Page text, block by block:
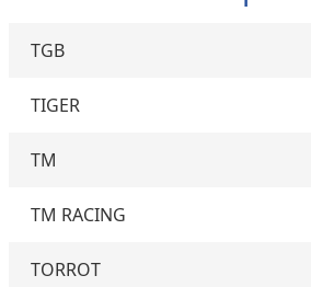
TGB
TIGER
TM
TM RACING
TORROT